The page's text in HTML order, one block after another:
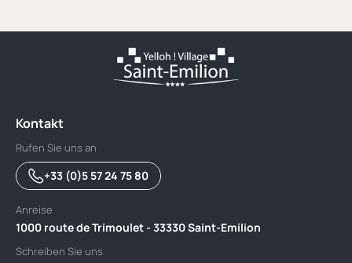
Kontakt
Rufen Sie uns an
+33 (0)5 57 24 75 80
Anreise
1000 route de Trimoulet - 33330 Saint-Emilion
Schreiben Sie uns